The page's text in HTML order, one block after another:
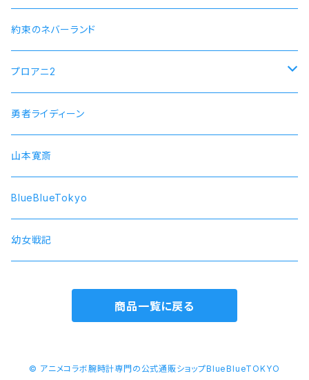
フィーロ
先輩モデル
ストライクウィッチーズ15周年501部隊モデル
約束のネバーランド
プロアニ2
SOARA
SolidS
Growth
QUELL
勇者ライディーン
山本寛斎
BlueBlueTokyo
幼女戦記
商品一覧に戻る
© アニメコラボ腕時計専門の公式通販ショップBlueBlueTOKYO